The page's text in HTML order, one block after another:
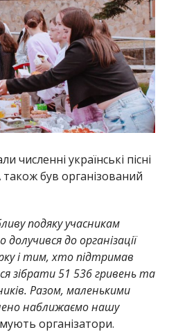
численні українські пісні
був організований
подяку учасникам
до організації
і тим, хто підтримав
зібрати 51 536 гривень та
Разом, маленькими
наближаємо нашу
організатори.